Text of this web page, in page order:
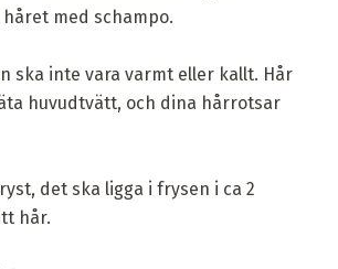
med schampo.
ska inte vara varmt eller kallt. Hår
huvudtvätt, och dina hårrotsar
det ska ligga i frysen i ca 2
hår.